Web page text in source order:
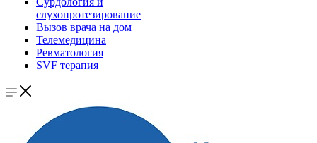
слухопротезирование
Вызов врача на дом
Телемедицина
Ревматология
SVF терапия